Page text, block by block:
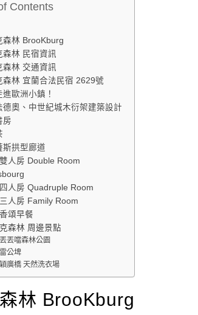
Contents
森林 BrooKburg
森林 民宿資訊
森林 交通資訊
森林 宜蘭合法民宿 2629號
進歐洲小鎮！
德奧、中世紀城木衍架建築設計
房
斯拱型廊道
人房 Double Room
人房 Quadruple Room
人房 Family Room
頌早餐
森林 周邊景點
丟丟噹森林公園
雷公埤
穎廣橋 天然洗衣場
林 BrooKburg